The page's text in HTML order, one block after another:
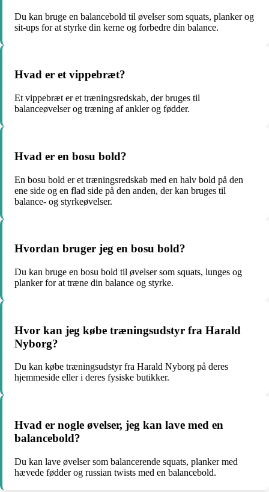
Du kan bruge en balancebold til øvelser som squats, planker og
sit-ups for at styrke din kerne og forbedre din balance.
Hvad er et vippebræt?
Et vippebræt er et træningsredskab, der bruges til
balanceøvelser og træning af ankler og fødder.
Hvad er en bosu bold?
En bosu bold er et træningsredskab med en halv bold på den
ene side og en flad side på den anden, der kan bruges til
balance- og styrkeøvelser.
Hvordan bruger jeg en bosu bold?
Du kan bruge en bosu bold til øvelser som squats, lunges og
planker for at træne din balance og styrke.
Hvor kan jeg købe træningsudstyr fra Harald
Nyborg?
Du kan købe træningsudstyr fra Harald Nyborg på deres
hjemmeside eller i deres fysiske butikker.
Hvad er nogle øvelser, jeg kan lave med en
balancebold?
Du kan lave øvelser som balancerende squats, planker med
hævede fødder og russian twists med en balancebold.